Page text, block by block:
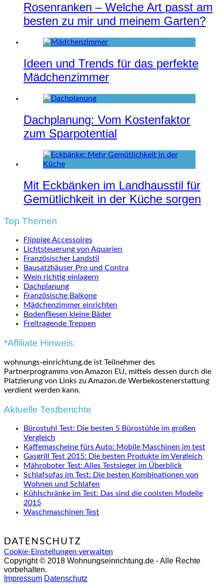
Rosenranken – Welche Art passt am
besten zu mir und meinem Garten?
Ideen und Trends für das perfekte
Mädchenzimmer
Dachplanung: Vom Kostenfaktor
zum Sparpotential
Mit Eckbänken im Landhausstil für
Gemütlichkeit in der Küche sorgen
Top Themen
Flippige Accessoires
Lichtsteuerung von Aquarien
Französischer Landstil
Bausatzhäuser Pro und Contra
Wein richtig einlagern
Dachplanung
Französische Balkone
Mädchenzimmer einrichten
Bodenfliesen kleine Bäder
Freitragende Treppen
*Affiliate Hinweis:
wohnungs-einrichtung.de ist Teilnehmer des
Partnerprogramms von Amazon EU, mittels dessen durch die
Platzierung von Links zu Amazon.de Werbekostenerstattung
verdient werden kann.
Aktuelle Testberichte
Bürostuhl Test: Die besten 5 Bürostühle im großen
Vergleich
Kaffemascheine fürs Auto: Mobile Maschinen im test
Gasgrill Test 2015: Die besten Produkte im Vergleich
Mähroboter Test: Alles Testsieger im Überblick
Schlafsofas im Test: Die besten Kombinationen von
Wohnen und Schlafen
Kühlschränke im Test: Das sind die coolsten Modelle
2015
Waschmaschinen Test
DATENSCHUTZ
Cookie-Einstellungen verwalten
Copyright © 2018 Wohnungseinrichtung.de - Alle Rechte
vorbehalten.
Impressum Datenschutz